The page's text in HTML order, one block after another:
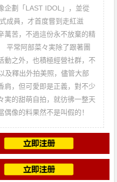
企劃「LAST IDOL」，並從
成員，才首度嘗到走紅滋
萬苦，不過這份永不放棄的精
團
動之外，也積極經營社群，不
及釋出外拍美照，儘管大部
肩，但可愛即是正義，對不少
実的甜萌自拍，就彷彿一整天
像的料果然不是叫假的！